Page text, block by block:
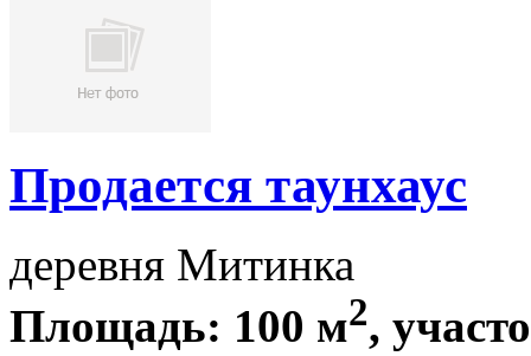
Продается таунхаус
деревня Митинка
Площадь: 100 м2,